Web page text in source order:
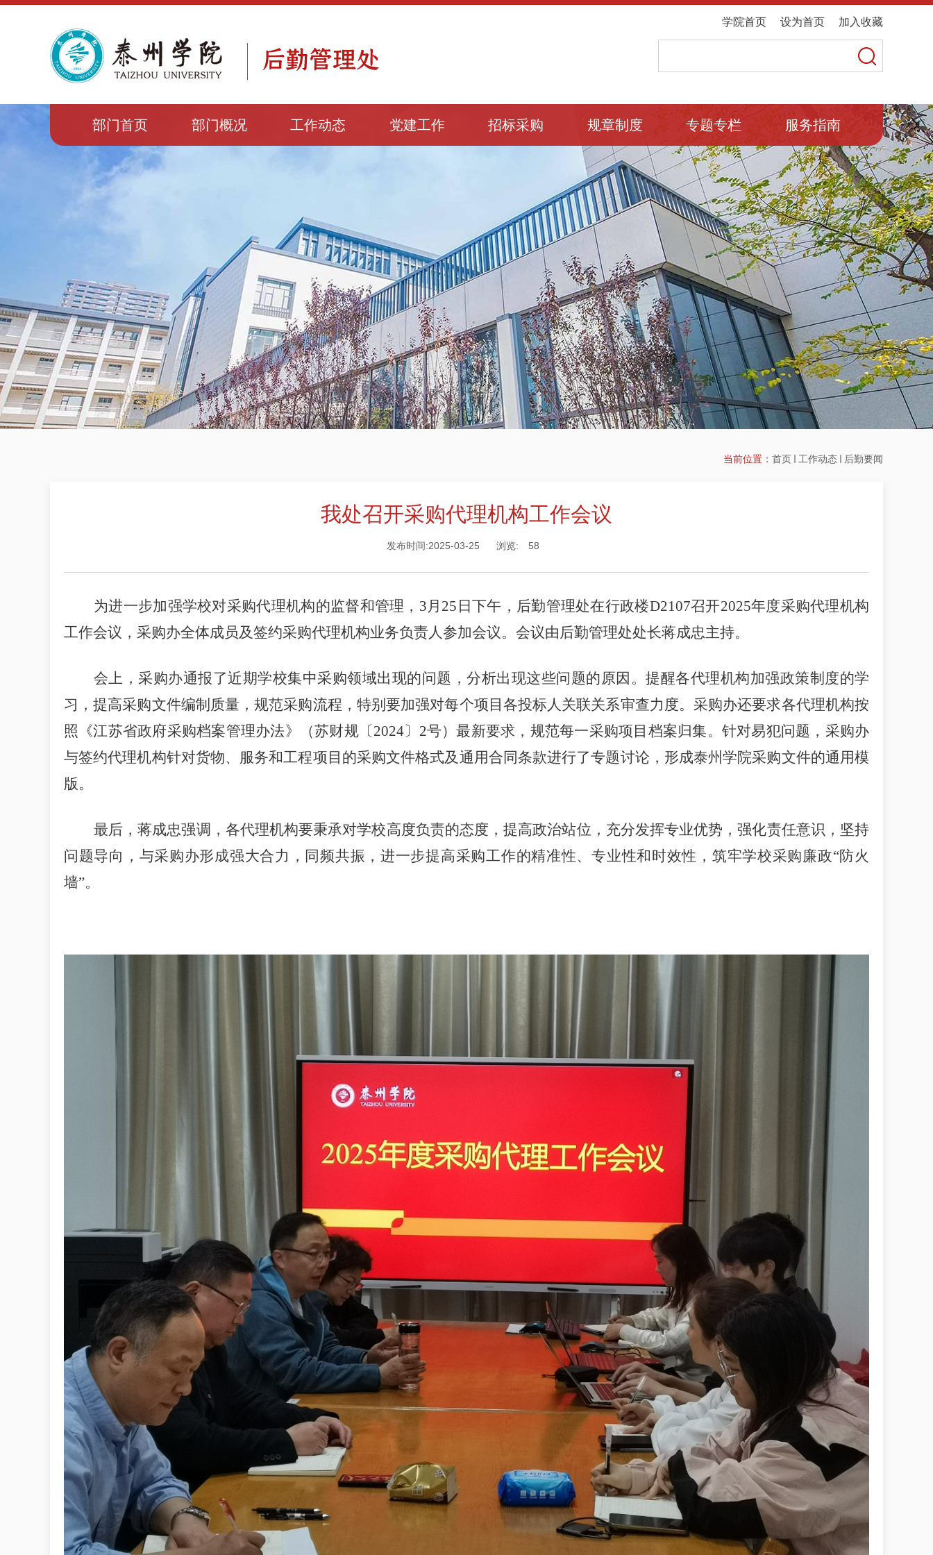
学院首页 设为首页 加入收藏
部门首页 部门概况 工作动态 党建工作 招标采购 规章制度 专题专栏 服务指南
当前位置： 首页 工作动态 后勤要闻
我处召开采购代理机构工作会议
发布时间:2025-03-25 浏览: 58
为进一步加强学校对采购代理机构的监督和管理， 3月 25 日下午，后勤管理处在行政楼D2107召开2025年度采购代理机构
工作会议，采购办全体成员及签约采购代理机构业务负责人参加会议。会议由后勤管理处处长蒋成忠主持。
会上，采购办通报了近期学校集中采购领域出现的问题，分析出现这些问题的原因。提醒各代理机构加强政策制度的学
习，提高采购文件编制质量，规范采购流程，特别要加强对每个项目各投标人关联关系审查力度。采购办还要求各代理机构按
照《江苏省政府采购档案管理办法》（苏财规〔2024〕 2号）最新要求，规范每一采购项目档案归集。针对易犯问题，采购办
与签约代理机构针对货物、服务和工程项目的采购文件格式及通用合同条款进行了专题讨论，形成泰州学院采购文件的通用模
版。
最后，蒋成忠强调，各代理机构要秉承对学校高度负责的态度，提高政治站位，充分发挥专业优势，强化责任意识，坚持
问题导向，与采购办形成强大合力，同频共振，进一步提高采购工作的精准性、专业性和时效性，筑牢学校采购廉政“防火
墙”。